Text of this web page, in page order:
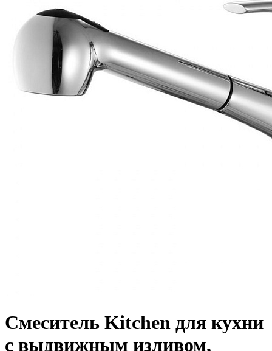
Смеситель Kitchen для кухни
с выдвижным изливом,